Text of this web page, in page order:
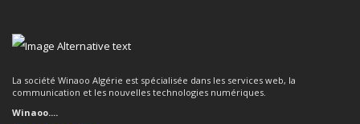
La société Winaoo Algérie est spécialisée dans les services web, la
communication et les nouvelles technologies numériques.
Winaoo....